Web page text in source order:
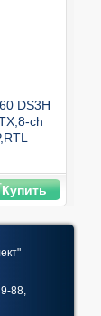
DS3H
ch
Купить
88,